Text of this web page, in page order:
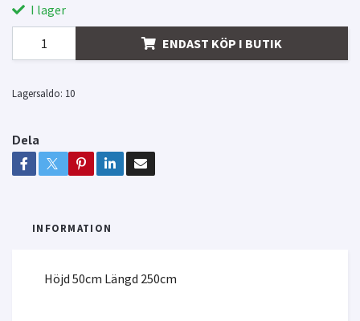
I lager
ENDAST KÖP I BUTIK
Lagersaldo: 10
Dela
INFORMATION
Höjd 50cm Längd 250cm